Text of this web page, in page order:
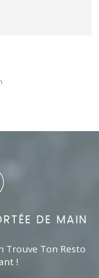
DE MAIN
Trouve Ton Resto
!